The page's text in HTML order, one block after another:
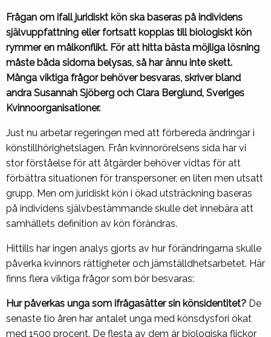
Frågan om ifall juridiskt kön ska baseras på individens
självuppfattning eller fortsatt kopplas till biologiskt kön
rymmer en målkonflikt. För att hitta bästa möjliga lösning
måste båda sidorna belysas, så har ännu inte skett.
Många viktiga frågor behöver besvaras, skriver bland
andra Susannah Sjöberg och Clara Berglund, Sveriges
Kvinnoorganisationer.
Just nu arbetar regeringen med att förbereda ändringar i
könstillhörighetslagen. Från kvinnorörelsens sida har vi
stor förståelse för att åtgärder behöver vidtas för att
förbättra situationen för transpersoner, en liten men utsatt
grupp. Men om juridiskt kön i ökad utsträckning baseras
på individens självbestämmande skulle det innebära att
samhällets definition av kön förändras.
Hittills har ingen analys gjorts av hur förändringarna skulle
påverka kvinnors rättigheter och jämställdhetsarbetet. Här
finns flera viktiga frågor som bör besvaras:
Hur påverkas unga som ifrågasätter sin könsidentitet? De
senaste tio åren har antalet unga med könsdysfori ökat
med 1500 procent. De flesta av dem är biologiska flickor